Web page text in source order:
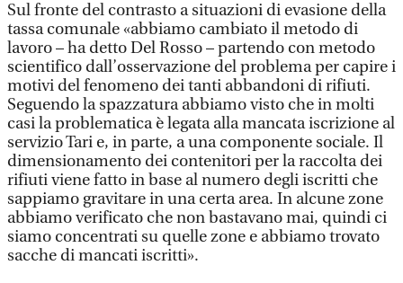
Sul fronte del contrasto a situazioni di evasione della
tassa comunale «abbiamo cambiato il metodo di
lavoro – ha detto Del Rosso – partendo con metodo
scientifico dall’osservazione del problema per capire i
motivi del fenomeno dei tanti abbandoni di rifiuti.
Seguendo la spazzatura abbiamo visto che in molti
casi la problematica è legata alla mancata iscrizione al
servizio Tari e, in parte, a una componente sociale. Il
dimensionamento dei contenitori per la raccolta dei
rifiuti viene fatto in base al numero degli iscritti che
sappiamo gravitare in una certa area. In alcune zone
abbiamo verificato che non bastavano mai, quindi ci
siamo concentrati su quelle zone e abbiamo trovato
sacche di mancati iscritti».